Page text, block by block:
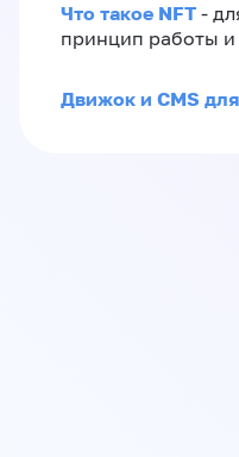
Что такое NFT -
принцип работы и
Движок и CMS